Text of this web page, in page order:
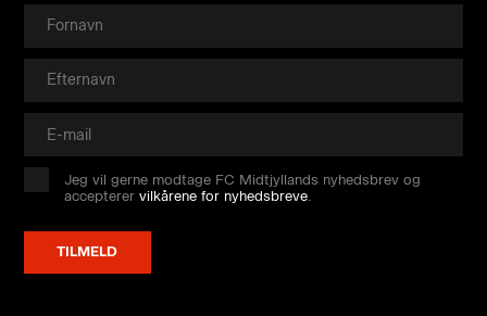
Jeg vil gerne modtage FC Midtjyllands nyhedsbrev og
accepterervilkårene for nyhedsbreve.